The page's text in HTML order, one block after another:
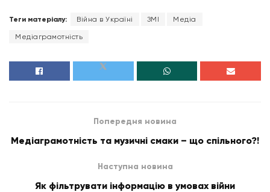
Теги матеріалу: Війна в Україні ЗМІ Медіа
Медіаграмотність
Попередня новина
Медіаграмотність та музичні смаки – що спільного?!
Наступна новина
Як фільтрувати інформацію в умовах війни